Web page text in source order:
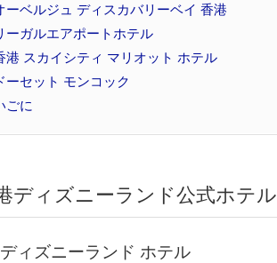
ーベルジュ ディスカバリーベイ 香港
ーガルエアポートホテル
港 スカイシティ マリオット ホテル
ーセット モンコック
ごに
ディズニーランド公式ホテル
ィズニーランド ホテル